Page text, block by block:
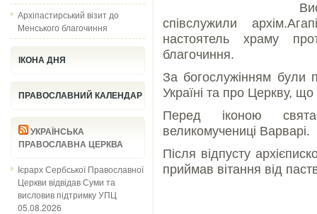
Архіпастирський візит до
Менського благочиння
ІКОНА ДНЯ
ПРАВОСЛАВНИЙ КАЛЕНДАР
УКРАЇНСЬКА
ПРАВОСЛАВНА ЦЕРКВА
Ієрарх Сербської Православної
Церкви відвідав Суми та
висловив підтримку УПЦ
05.08.2026
співслужили
настоятель храму
благочиння.
За богослужінням були
Україні та про Церкву, що
Перед іконою
великомучениці Варварі.
Після відпусту
приймав вітання від